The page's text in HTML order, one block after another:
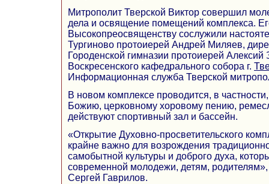
Митрополит Тверской Виктор совершил
дела и освящение помещений комплекса.
Высокопреосвященству сослужили
Тургиново протоиерей Андрей Миляев,
Городенской гимназии протоиерей Алексий
Воскресенского кафедрального собора г.
Информационная служба Тверской
В новом комплексе проводится, в
Божию, церковному хоровому пению,
действуют спортивный зал и бассейн.
«Открытие Духовно-просветительского
крайне важно для возрождения
самобытной культуры и доброго духа,
современной молодежи, детям,
Сергей Гаврилов.